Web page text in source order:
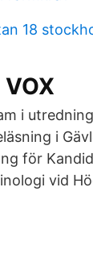
18
i
i
för
vid